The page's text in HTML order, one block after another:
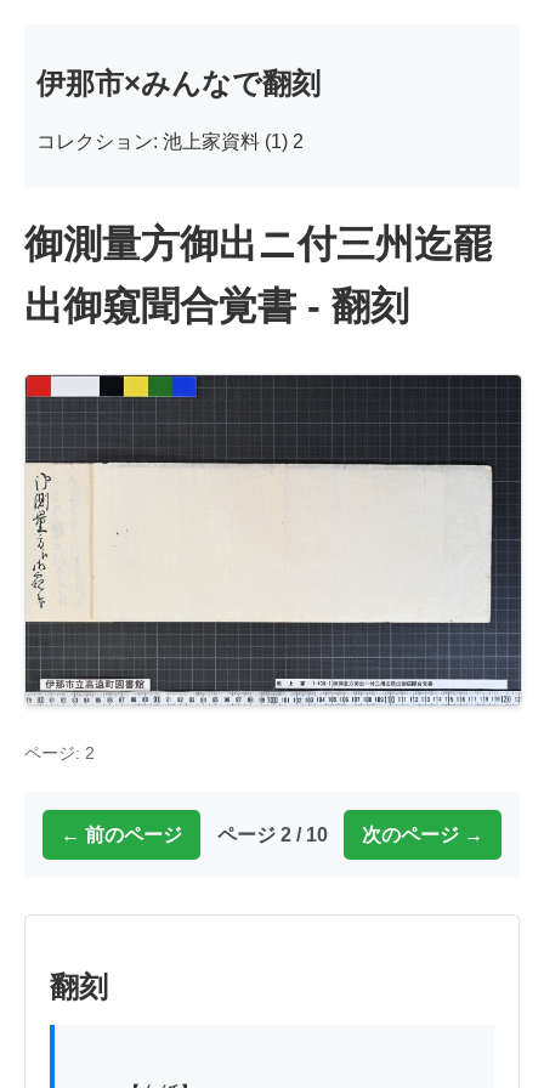
伊那市×みんなで翻刻
コレクション: 池上家資料 (1) 2
御測量方御出ニ付三州迄罷
出御窺聞合覚書 - 翻刻
ページ: 2
← 前のページ ページ 2 / 10 次のページ →
翻刻